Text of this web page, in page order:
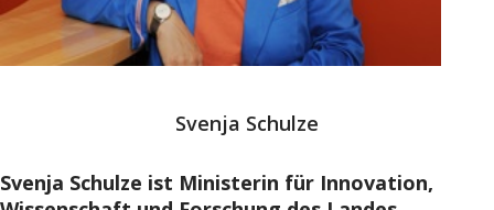
Svenja Schulze
Svenja Schulze ist Ministerin für Innovation,